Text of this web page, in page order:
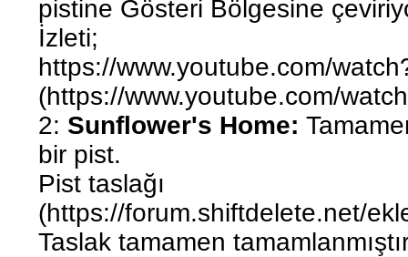
pistine Gösteri Bölgesine
İzleti;
https://www.youtube.com/
(https://www.youtube.com/
2: Sunflower's Home:
bir pist.
Pist taslağı
(https://forum.shiftdelete.net/
Taslak tamamen